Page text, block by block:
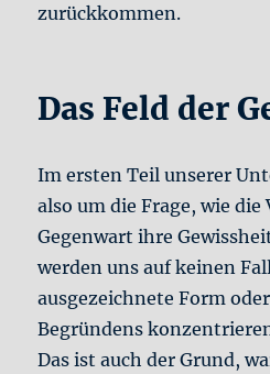
zurückkommen.
Das Feld der
Im ersten Teil unserer
also um die Frage, wie
Gegenwart ihre
werden uns auf keinen
ausgezeichnete Form
Begründens
Das ist auch der Grund,